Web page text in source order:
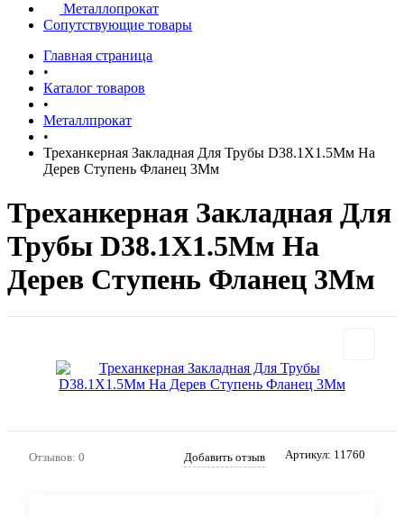
Металлопрокат
Сопутствующие товары
Главная страница
•
Каталог товаров
•
Металлпрокат
•
Треханкерная Закладная Для Трубы D38.1Х1.5Мм На
Дерев Ступень Фланец 3Мм
Треханкерная Закладная Для
Трубы D38.1Х1.5Мм На
Дерев Ступень Фланец 3Мм
Отзывов: 0 Добавить отзыв Артикул: 11760